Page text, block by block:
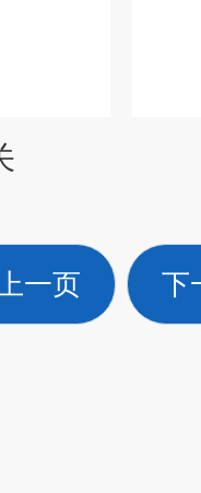
一页 下